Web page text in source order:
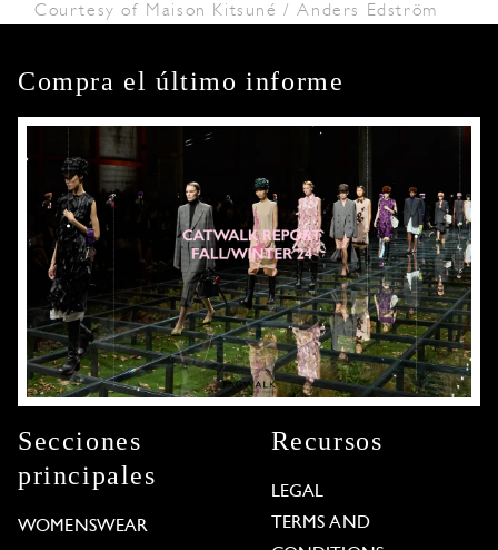
Courtesy of Maison Kitsuné / Anders Edström
Compra el último informe
Secciones
principales
WOMENSWEAR
Recursos
LEGAL
TERMS AND